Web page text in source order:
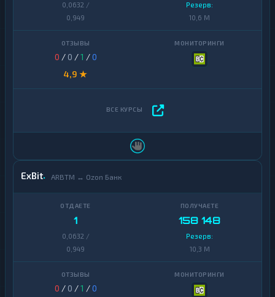
0,0632 /
0,949
Резерв:
10,6 M
0 / 0 /1 /0
4,9 ★
ExBit ARBTM ↔ Ozon Банк
1
0,0632 /
0,949
158 148
Резерв:
10,3 M
0 / 0 /1 /0